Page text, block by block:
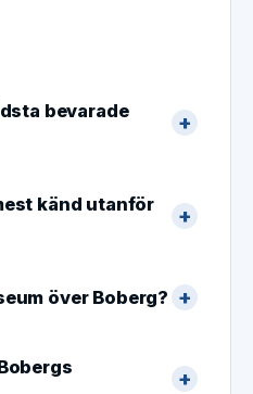
bevarade
känd utanför
över Boberg?